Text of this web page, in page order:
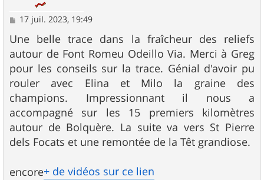
M
s
s
a
g
e
17 juil. 2023, 19:49
Une belle trace dans la fraîcheur des reliefs
autour de Font Romeu Odeillo Via. Merci à Greg
pour les conseils sur la trace. Génial d'avoir pu
rouler avec Elina et Milo la graine des
champions. Impressionnant il nous a
accompagné sur les 15 premiers kilomètres
autour de Bolquère. La suite va vers St Pierre
dels Focats et une remontée de la Têt grandiose.
encore+ de vidéos sur ce lien